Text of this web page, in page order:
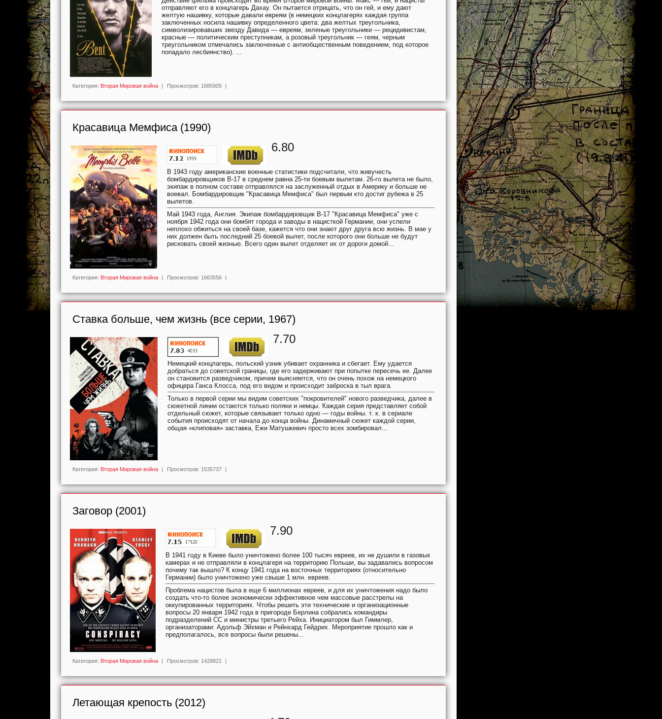
отправляют его в концлагерь Дахау. Он пытается отрицать, что он гей, и ему дают
желтую нашивку, которые давали евреям (в немецких концлагерях каждая группа
заключенных носила нашивку определенного цвета: два желтых треугольника,
символизировавших звезду Давида — евреям, зеленые треугольники — рецидивистам,
красные — политическим преступникам, а розовый треугольник — геям, черным
треугольником отмечались заключенные с антиобщественным поведением, под которое
попадало лесбиянство). ...
Категория: Вторая Мировая война | Просмотров: 1685905 |
Красавица Мемфиса (1990)
6.80
В 1943 году американские военные статистики подсчитали, что живучесть
бомбардировщиков B-17 в среднем равна 25-ти боевым вылетам. 26-го вылета не было,
экипаж в полном составе отправлялся на заслуженный отдых в Америку и больше не
воевал. Бомбардировщик "Красавица Мемфиса" был первым кто достиг рубежа в 25
вылетов.
Май 1943 года, Англия. Экипаж бомбардировщик B-17 "Красавица Мемфиса" уже с
ноября 1942 года они бомбят города и заводы в нацисткой Германии, они успели
неплохо обжиться на своей базе, кажется что они знают друг друга всю жизнь. В мае у
них должен быть последний 25 боевой вылет, после которого они больше не будут
рисковать своей жизнью. Всего один вылет отделяет их от дороги домой...
Категория: Вторая Мировая война | Просмотров: 1663556 |
Ставка больше, чем жизнь (все серии, 1967)
7.70
Немецкий концлагерь, польский узник убивает охранника и сбегает. Ему удается
добраться до советской границы, где его задерживают при попытке пересечь ее. Далее
он становится разведчиком, причем выясняется, что он очень похож на немецкого
офицера Ганса Клосса, под его видом и происходит заброска в тыл врага.
Только в первой серии мы видим советских "покровителей" нового разведчика, далее в
сюжетной линии остаются только поляки и немцы. Каждая серия представляет собой
отдельный сюжет, которые связывает только одно — годы войны. т. к. в сериале
события происходят от начала до конца войны. Динамичный сюжет каждой серии,
общая «клиповая» заставка, Ежи Матушкевич просто всех зомбировал...
Категория: Вторая Мировая война | Просмотров: 1535737 |
Заговор (2001)
7.90
В 1941 году в Киеве было уничтожено более 100 тысяч евреев, их не душили в газовых
камерах и не отправляли в концлагеря на территорию Польши, вы задавались вопросом
почему так вышло? К концу 1941 года на восточных территориях (относительно
Германии) было уничтожено уже свыше 1 млн. евреев.
Проблема нацистов была в еще 6 миллионах евреев, и для их уничтожения надо было
создать что-то более экономически эффективное чем массовые расстрелы на
оккупированных территориях. Чтобы решить эти технические и организационные
вопросы 20 января 1942 года в пригороде Берлина собрались командиры
подразделений СС и министры третьего Рейха. Инициатором был Гиммлер,
организаторами: Адольф Эйхман и Рейнхард Гейдрих. Мероприятие прошло как и
предполагалось, все вопросы были решены...
Категория: Вторая Мировая война | Просмотров: 1428821 |
Летающая крепость (2012)